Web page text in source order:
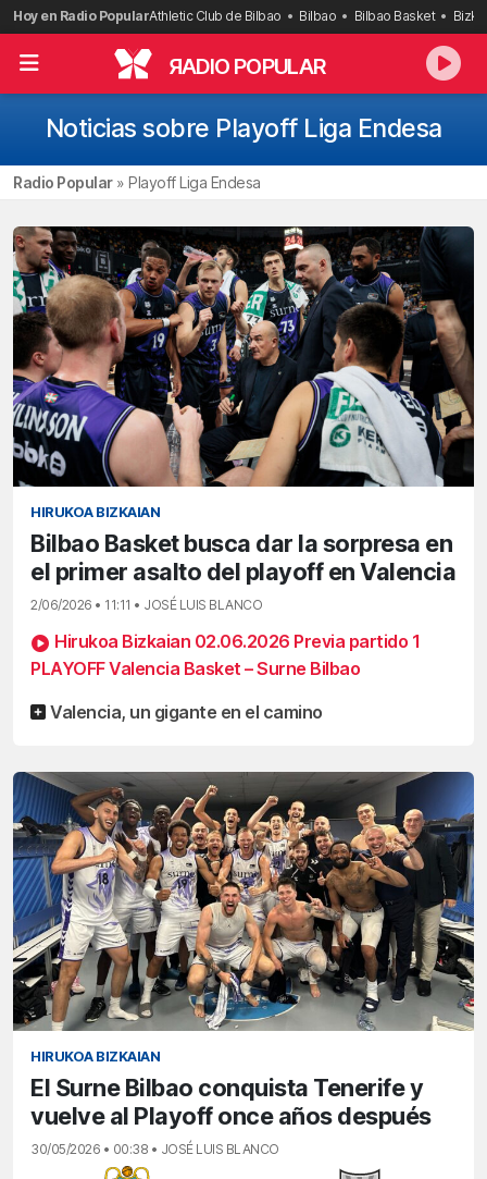
Saltar
al
contenido
Hoy en Radio PopularAthletic Club de Bilbao Bilbao Bilbao Basket
RADIO POPULAR
Noticias sobre Playoff Liga Endesa
Radio Popular» Playoff Liga Endesa
HIRUKOA BIZKAIAN
Bilbao Basket busca dar la sorpresa en
el primer asalto del playoff en Valencia
2/06/2026 • 11:11 • JOSÉ LUIS BLANCO
Hirukoa Bizkaian 02.06.2026 Previa partido 1
PLAYOFF Valencia Basket – Surne Bilbao
Valencia, un gigante en el camino
HIRUKOA BIZKAIAN
El Surne Bilbao conquista Tenerife y
vuelve al Playoff once años después
30/05/2026 • 00:38 • JOSÉ LUIS BLANCO